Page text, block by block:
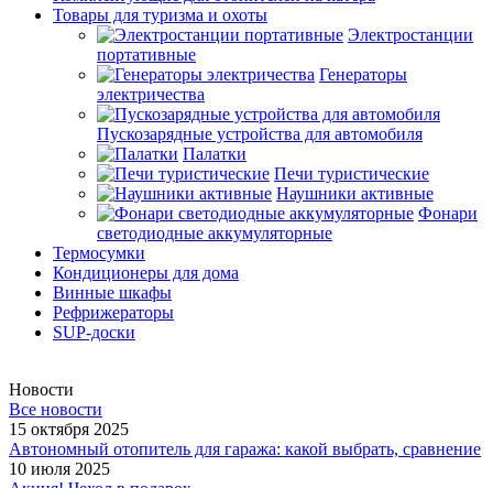
Товары для туризма и охоты
Электростанции
портативные
Генераторы
электричества
Пускозарядные устройства для автомобиля
Палатки
Печи туристические
Наушники активные
Фонари
светодиодные аккумуляторные
Термосумки
Кондиционеры для дома
Винные шкафы
Рефрижераторы
SUP-доски
Новости
Все новости
15 октября 2025
Автономный отопитель для гаража: какой выбрать, сравнение
10 июля 2025